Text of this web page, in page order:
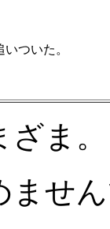
ついた。
ま。
ませ